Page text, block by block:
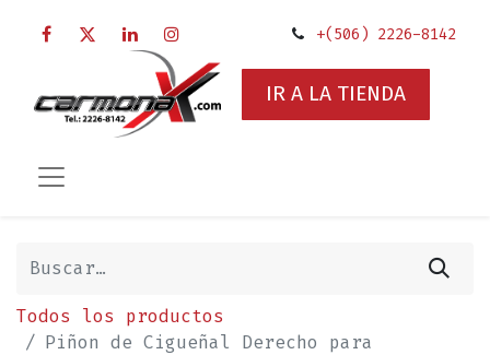
+(506) 2226-8142
IR A LA TIENDA
Todos los productos
Piñon de Cigueñal Derecho para